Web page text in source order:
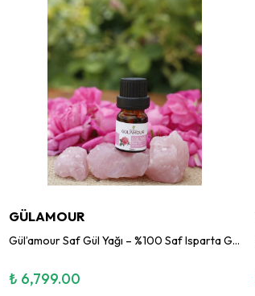
GÜLAMOUR
Gül’amour Saf Gül Yağı – %100 Saf Isparta Gülü Yağı (Rosa Damascena) 2.5 ml Cam Damlalıklı Şişe
₺ 6,799.00